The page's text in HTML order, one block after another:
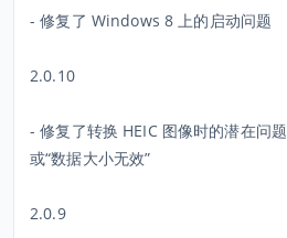
- 修复了 Windows 8 上的启动问题
2.0.10
- 修复了转换 HEIC 图像时的潜在问
或“数据大小无效”
2.0.9